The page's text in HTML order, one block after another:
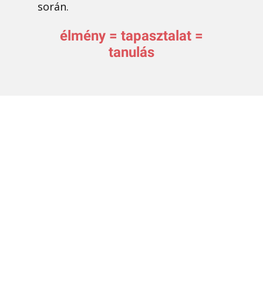
során.
élmény = tapasztalat =
tanulás